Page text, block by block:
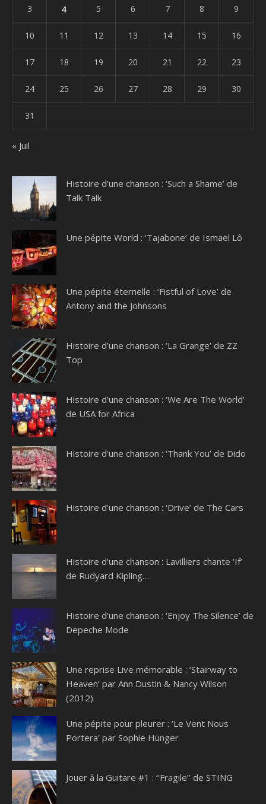
3 4 5 6 7 8 9
10 11 12 13 14 15 16
17 18 19 20 21 22 23
24 25 26 27 28 29 30
31
« Juil
Histoire d’une chanson : ‘Such a Shame’ de
Talk Talk
Une pépite World : ‘Tajabone’ de Ismaël Lô
Une pépite éternelle : ‘Fistful of Love’ de
Antony and the Johnsons
Histoire d’une chanson : ‘La Grange’ de ZZ
Top
Histoire d’une chanson : ‘We Are The World’
de USA for Africa
Histoire d’une chanson : ‘Thank You’ de Dido
Histoire d’une chanson : ‘Drive’ de The Cars
Histoire d’une chanson : Lavilliers chante ‘If’
de Rudyard Kipling…
Histoire d’une chanson : ‘Enjoy The Silence’ de
Depeche Mode
Une reprise Live mémorable : ‘Stairway to
Heaven’ par Ann Dustin & Nancy Wilson
(2012)
Une pépite pour pleurer : ‘Le Vent Nous
Portera’ par Sophie Hunger
Jouer à la Guitare #1 : ‘’Fragile’’ de STING